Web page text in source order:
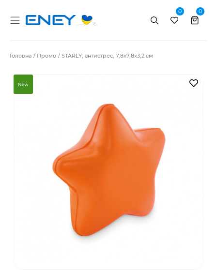
Пошук
0 0
Головна Промо STARLY, антистрес, 7,8x7,8x3,2 см
В